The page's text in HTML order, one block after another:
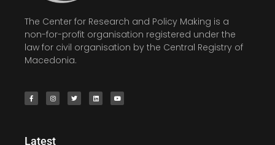
The Center for Research and Policy Making is a
non-for-profit organisation registered under the
law for civil organisation by the Central Registry of
Macedonia.
Latest